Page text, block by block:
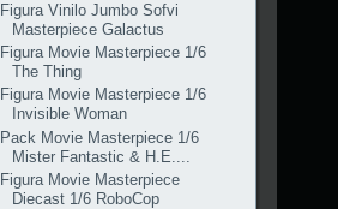
Figura Vinilo Jumbo Sofvi
Masterpiece Galactus
Figura Movie Masterpiece 1/6
The Thing
Figura Movie Masterpiece 1/6
Invisible Woman
Pack Movie Masterpiece 1/6
Mister Fantastic & H.E....
Figura Movie Masterpiece
Diecast 1/6 RoboCop